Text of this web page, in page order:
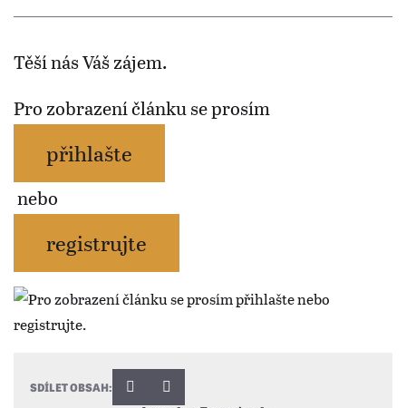
Těší nás Váš zájem.
Pro zobrazení článku se prosím
přihlašte
nebo
registrujte
SDÍLET OBSAH: